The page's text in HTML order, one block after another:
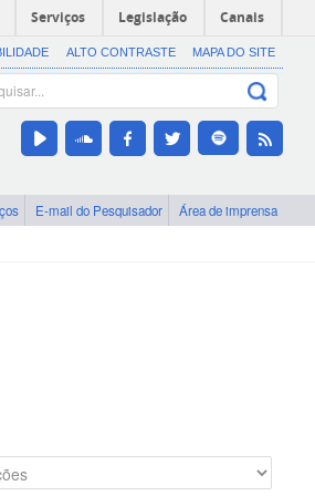
Serviços Legislação Canais
ALTO CONTRASTE MAPA DO SITE
E-mail do Pesquisador Área de imprensa